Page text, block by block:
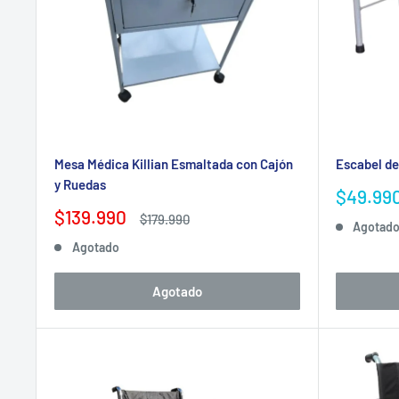
Tubotiquin ofrecemoscondiciones especiales
Explora también nuestra colección principal de
tu mobiliario clínico.
Mesa Médica Killian Esmaltada con Cajón
y Ruedas
Precio
venta
$139.990
Precio
$179.990
Agotado
Agotado
Escabel
Precio
venta
Agotado